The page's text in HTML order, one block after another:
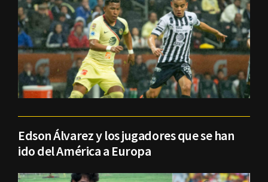
Edson Álvarez y los jugadores que se han
ido del América a Europa